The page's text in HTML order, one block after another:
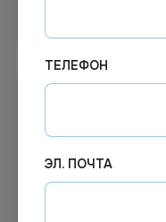
ТЕЛЕФОН
ЭЛ. ПОЧТА